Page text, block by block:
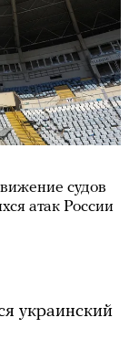
судов
атак России
украинский